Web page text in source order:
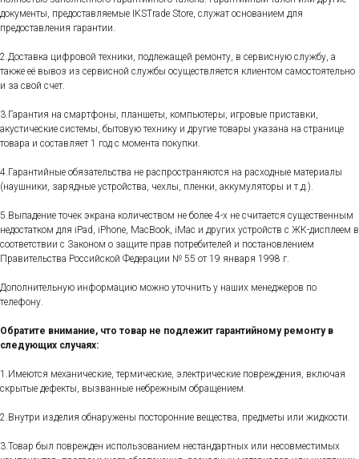
документы, предоставляемые IKSTrade Store, служат основанием для
предоставления гарантии.
2.Доставка цифровой техники, подлежащей ремонту, в сервисную службу, а
также её вывоз из сервисной службы осуществляется клиентом самостоятельно
и за свой счет.
3.Гарантия на смартфоны, планшеты, компьютеры, игровые приставки,
акустические системы, бытовую технику и другие товары указана на странице
товара и составляет 1 год с момента покупки.
4.Гарантийные обязательства не распространяются на расходные материалы
(наушники, зарядные устройства, чехлы, пленки, аккумуляторы и т.д.).
5.Выпадение точек экрана количеством не более 4-х не считается существенным
недостатком для iPad, iPhone, MacBook, iMac и других устройств с ЖК-дисплеем в
соответствии с Законом о защите прав потребителей и постановлением
Правительства Российской Федерации № 55 от 19 января 1998 г.
Дополнительную информацию можно уточнить у наших менеджеров по
телефону.
Обратите внимание, что товар не подлежит гарантийному ремонту в
следующих случаях:
1.Имеются механические, термические, электрические повреждения, включая
скрытые дефекты, вызванные небрежным обращением.
2.Внутри изделия обнаружены посторонние вещества, предметы или жидкости.
3.Товар был поврежден использованием нестандартных или несовместимых